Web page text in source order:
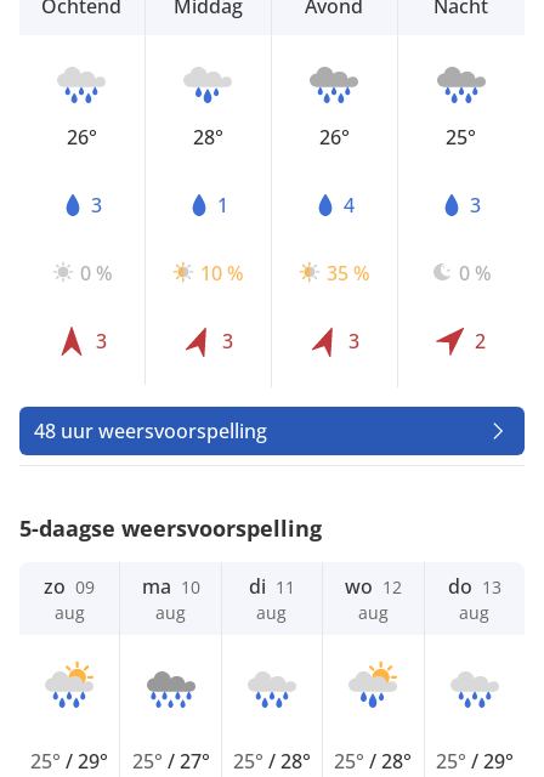
Ochtend
26°
3
0 %
3
Middag
28°
1
10 %
3
Avond
26°
4
35 %
3
Nacht
25°
3
0 %
2
48 uur weersvoorspelling
5-daagse weersvoorspelling
zo 09
aug
25°/29°
ma 10
aug
25° /27°
di 11
aug
25° /28°
wo 12
aug
25°/28°
do 13
aug
25° /29°